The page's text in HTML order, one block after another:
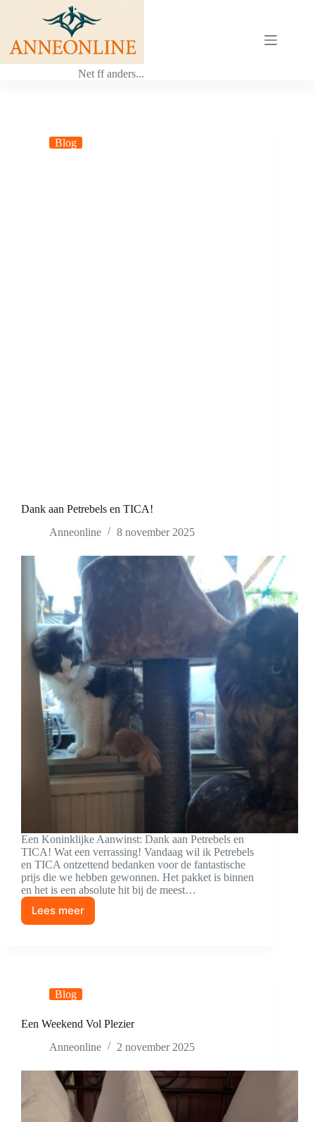
inhoud
Net ff anders...
Blog
Dank aan Petrebels en TICA!
Anneonline
8 november 2025
Een Koninklijke Aanwinst: Dank aan Petrebels en
TICA! Wat een verrassing! Vandaag wil ik Petrebels
en TICA ontzettend bedanken voor de fantastische
prijs die we hebben gewonnen. Het pakket is binnen
en het is een absolute hit bij de meest…
Lees meer
Dank
Blog
Een Weekend Vol Plezier
Anneonline
2 november 2025